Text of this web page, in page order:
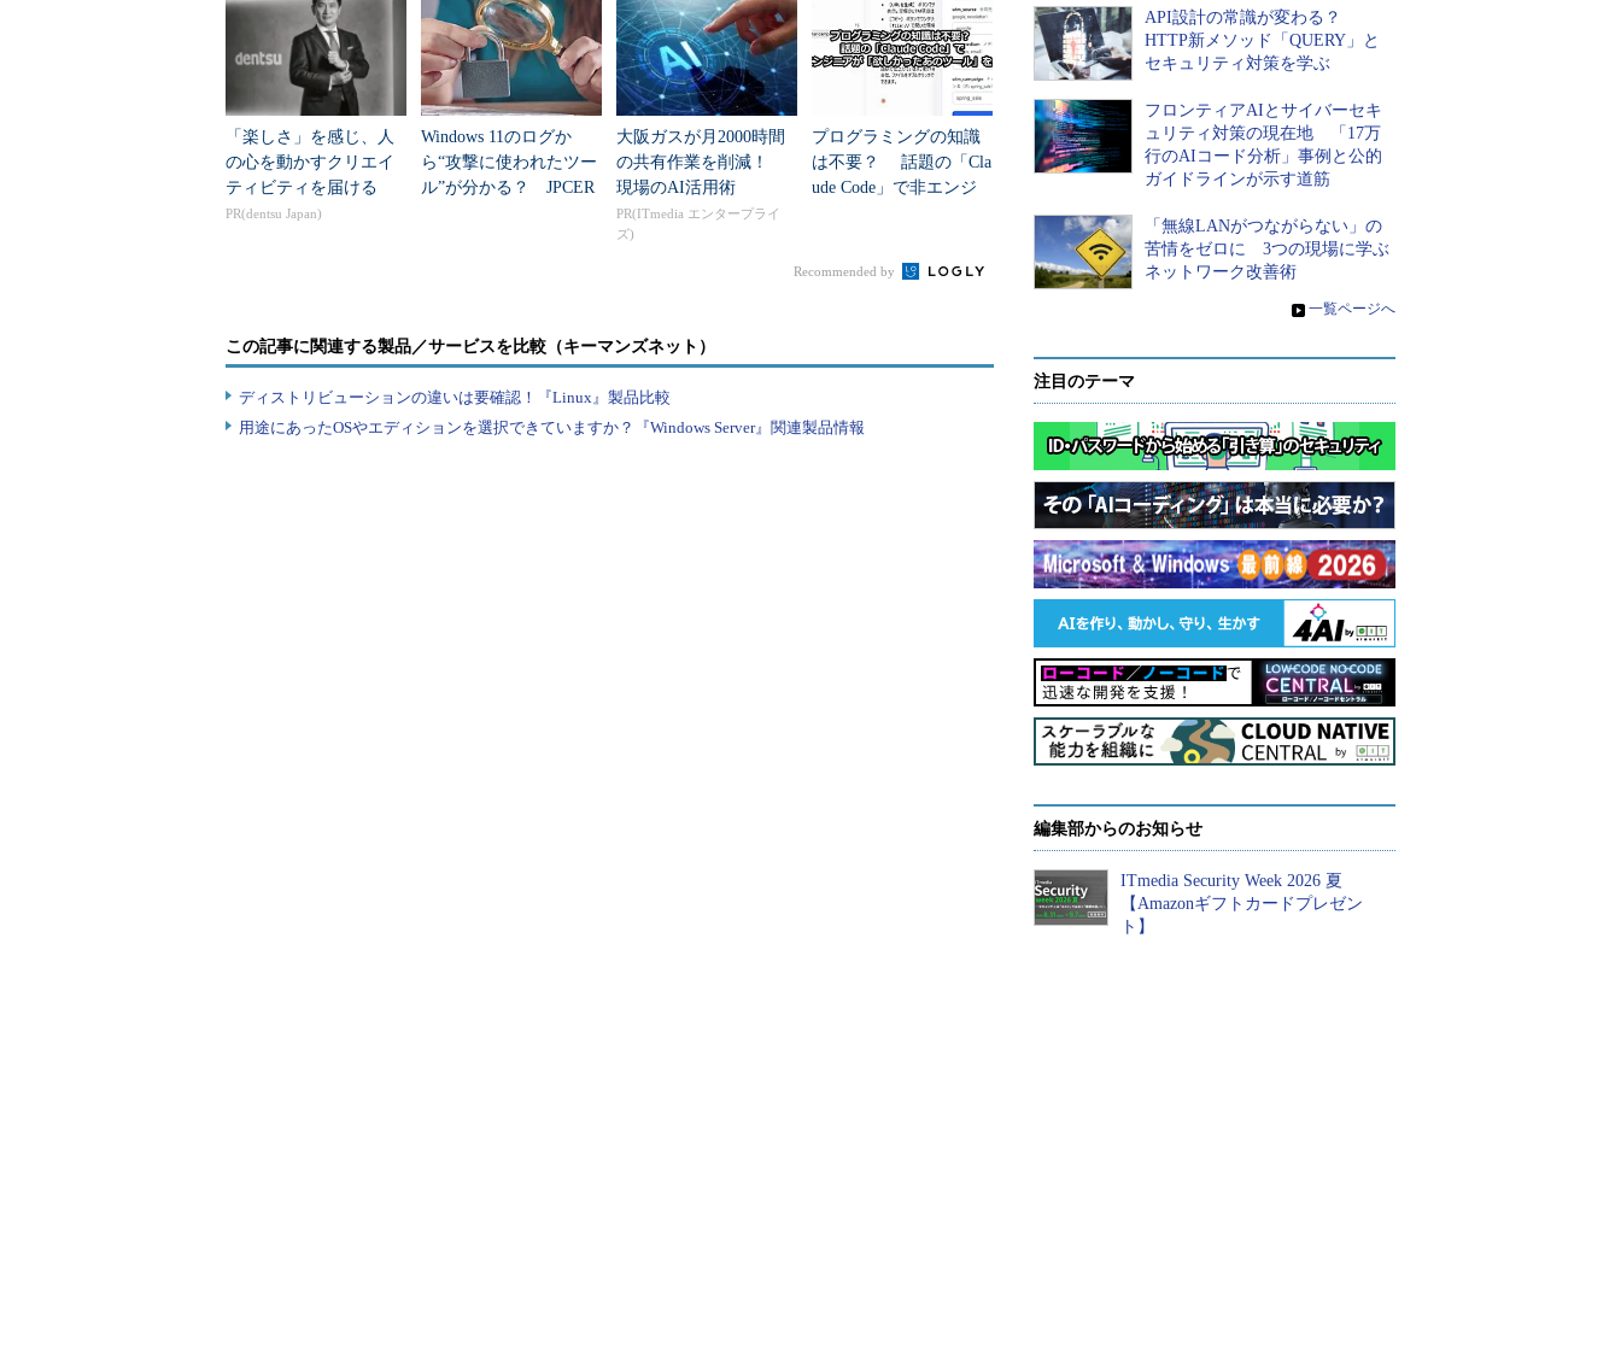
FORFILES [/P パス名] [/M 検索マスク] [/S]
[/C コマンド] [/D [+ | -] {yyyy/MM/dd | dd}]
ファイル (または、ファイルのセット) を選んで、そのファイル上の
コマンドを実行します。これはバッチ ジョブの使用に便利です。
パラメータ一覧:
●フォルダーのスキャンとファイル／フォルダーの列挙
forfilesを何も引数無しで実行すると、現在のフォルダーにあるファイルやフォルダーの
「楽しさ」を感じ、人
の心を動かすクリエイ
ティビティを届ける
PR(dentsu Japan)
Windows 11のログか
ら“攻撃に使われたツー
ル”が分かる？ JPCER
大阪ガスが月2000時間
の共有作業を削減！
現場のAI活用術
PR(ITmedia エンタープライ
ズ)
プログラミングの知識
は不要？ 話題の「Cla
ude Code」で非エンジ
Recommended by
この記事に関連する製品／サービスを比較（キーマンズネット）
ディストリビューションの違いは要確認！『Linux』製品比較
用途にあったOSやエディションを選択できていますか？『Windows Server』関連製品情報
API設計の常識が変わる？
HTTP新メソッド「QUERY」と
セキュリティ対策を学ぶ
フロンティアAIとサイバーセキ
ュリティ対策の現在地 「17万
行のAIコード分析」事例と公的
ガイドラインが示す道筋
「無線LANがつながらない」の
苦情をゼロに 3つの現場に学ぶ
ネットワーク改善術
» 一覧ページへ
注目のテーマ
編集部からのお知らせ
ITmedia Security Week 2026 夏
【Amazonギフトカードプレゼン
ト】